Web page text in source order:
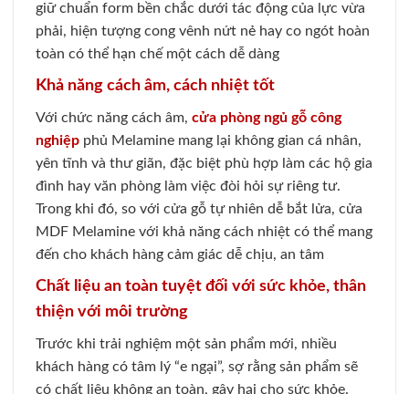
giữ chuẩn form bền chắc dưới tác động của lực vừa
phải, hiện tượng cong vênh nứt nẻ hay co ngót hoàn
toàn có thể hạn chế một cách dễ dàng
Khả năng cách âm, cách nhiệt tốt
Với chức năng cách âm, cửa phòng ngủ gỗ công
nghiệp phủ Melamine mang lại không gian cá nhân,
yên tĩnh và thư giãn, đặc biệt phù hợp làm các hộ gia
đình hay văn phòng làm việc đòi hỏi sự riêng tư.
Trong khi đó, so với cửa gỗ tự nhiên dễ bắt lửa, cửa
MDF Melamine với khả năng cách nhiệt có thể mang
đến cho khách hàng cảm giác dễ chịu, an tâm
Chất liệu an toàn tuyệt đối với sức khỏe, thân
thiện với môi trường
Trước khi trải nghiệm một sản phẩm mới, nhiều
khách hàng có tâm lý “e ngại”, sợ rằng sản phẩm sẽ
có chất liệu không an toàn, gây hại cho sức khỏe.